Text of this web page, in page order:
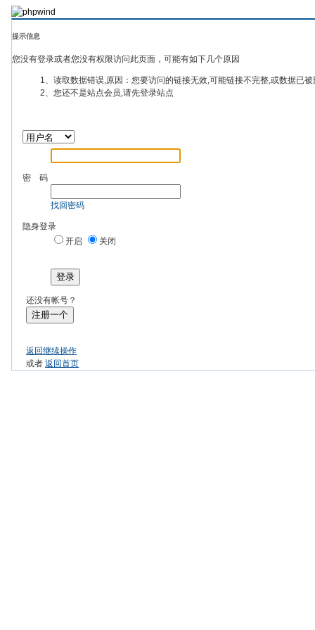
提示信息
您没有登录或者您没有权限访问此页面，可能有如下几个原因
1、读取数据错误,原因：您要访问的链接无效,可能链接不完整,或数据已
2、您还不是站点会员,请先登录站点
密 码
找回密码
隐身登录
开启
关闭
登录
还没有帐号？
注册一个
返回继续操作
或者返回首页